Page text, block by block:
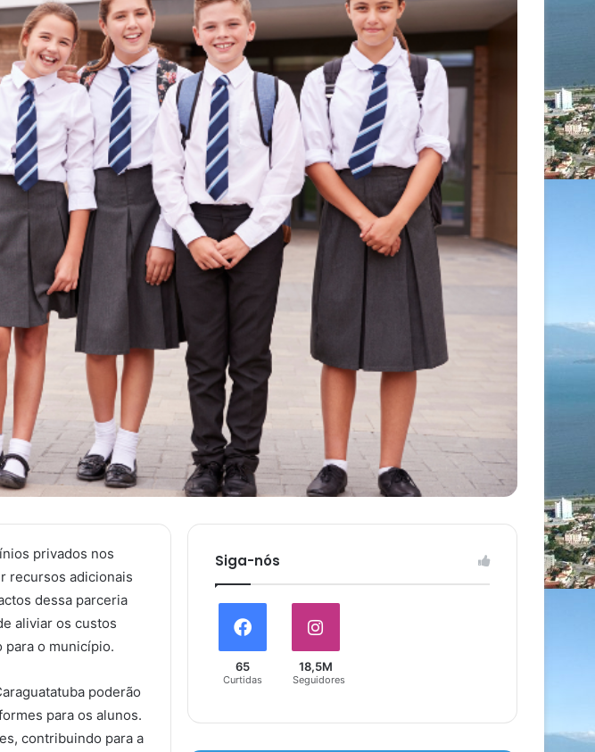
privados nos
recursos adicionais
dessa parceria
aliviar os custos
o município.
poderão
para os alunos.
contribuindo para a
Siga-nós
65
Curtidas
18,5M
Seguidores